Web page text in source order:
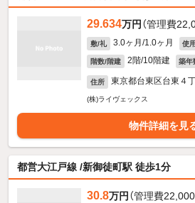
29.634万円 （管理費
敷/礼 3.0ヶ月/1.0ヶ月 使
階数/階建 2階/10階建 築年
住所 東京都台東区台東４
(株)ライヴェックス
物件詳細を見
都営大江戸線 /新御徒町駅 徒歩1分
30.8万円 （管理費22,000